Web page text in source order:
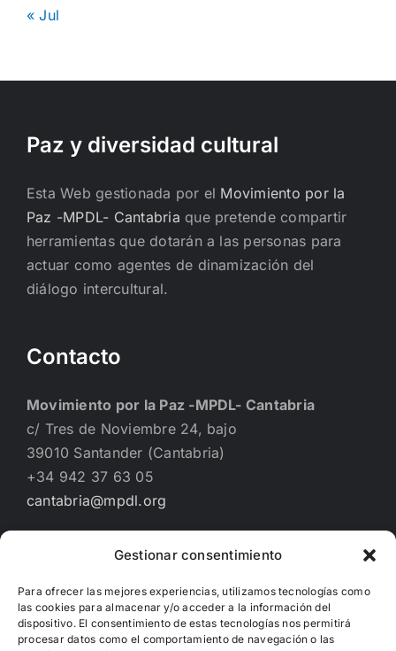
Gestionar consentimiento
Para ofrecer las mejores experiencias, utilizamos tecnologías como
las cookies para almacenar y/o acceder a la información del
dispositivo. El consentimiento de estas tecnologías nos permitirá
procesar datos como el comportamiento de navegación o las
« Jul
Paz y diversidad cultural
Esta Web gestionada por el Movimiento por la
Paz -MPDL- Cantabria que pretende compartir
herramientas que dotarán a las personas para
actuar como agentes de dinamización del
diálogo intercultural.
Contacto
Movimiento por la Paz -MPDL- Cantabria
c/ Tres de Noviembre 24, bajo
39010 Santander (Cantabria)
+34 942 37 63 05
cantabria@mpdl.org
Financiado por